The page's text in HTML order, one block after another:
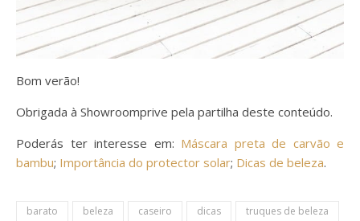
Bom verão!
Obrigada à Showroomprive pela partilha deste conteúdo.
Poderás ter interesse em: Máscara preta de carvão e
bambu; Importância do protector solar; Dicas de beleza.
barato beleza caseiro dicas truques de beleza